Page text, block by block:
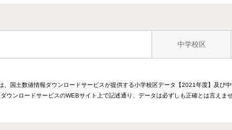
中学校区
、国土数値情報ダウンロードサービスが提供する小学校区データ【2021年度】及び
ウンロードサービスのWEBサイト上で記述通り、データは必ずしも正確とは言えま